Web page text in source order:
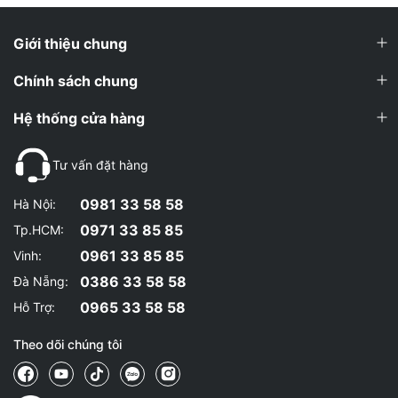
nhanh .
11/04/2025 15:29:00
WheyShop.vn
Quy
WheyShop.vn
Ngon. để bữa sau thử vị mocha :))
27/03/2025 23:21:00
Ngọc Hương
PVL Iso Gold có thể sử dụng bao nhiêu lần một ngày?
18/11/2024 15:05:00
WheyShop.vn
Dạ mình có thể sử dụng PVL Iso Gold 1-3 lần mỗi ngày,
tùy thuộc vào nhu cầu protein của cơ thể và cường độ
Giới thiệu chung
Chính sách chung
Hệ thống cửa hàng
Tư vấn đặt hàng
Hà Nội: 0981 33 58 58
Tp.HCM: 0971 33 85 85
Vinh: 0961 33 85 85
Đà Nẵng: 0386 33 58 58
Hỗ Trợ: 0965 33 58 58
Theo dõi chúng tôi